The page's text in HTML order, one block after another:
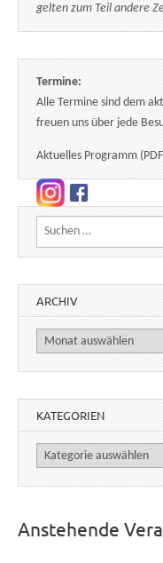
gelten zum Teil andere
Termine:
Alle Termine sind dem
freuen uns über jede
Aktuelles Programm
Suchen nach:
ARCHIV
Archiv
KATEGORIEN
Kategorien
Anstehende